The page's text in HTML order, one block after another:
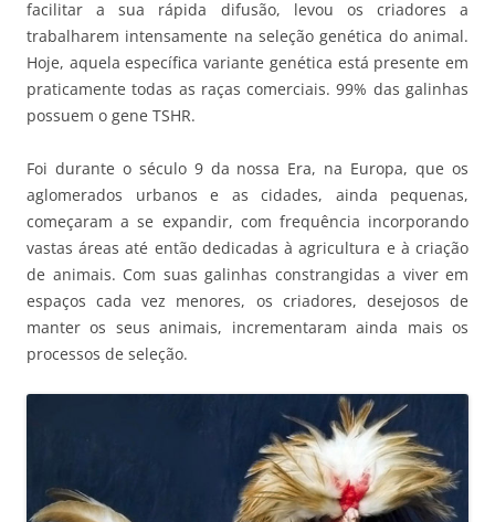
facilitar a sua rápida difusão, levou os criadores a
trabalharem intensamente na seleção genética do animal.
Hoje, aquela específica variante genética está presente em
praticamente todas as raças comerciais. 99% das galinhas
possuem o gene TSHR.
Foi durante o século 9 da nossa Era, na Europa, que os
aglomerados urbanos e as cidades, ainda pequenas,
começaram a se expandir, com frequência incorporando
vastas áreas até então dedicadas à agricultura e à criação
de animais. Com suas galinhas constrangidas a viver em
espaços cada vez menores, os criadores, desejosos de
manter os seus animais, incrementaram ainda mais os
processos de seleção.